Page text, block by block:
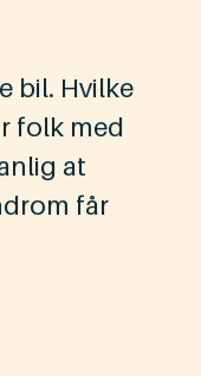
bil. Hvilke
folk med
at
får